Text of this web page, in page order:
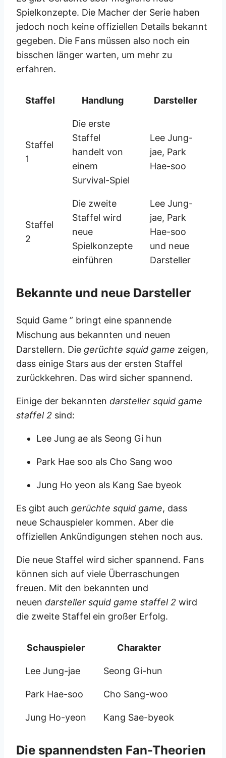
Spielkonzepte. Die Macher der Serie haben
jedoch noch keine offiziellen Details bekannt
gegeben. Die Fans müssen also noch ein
bisschen länger warten, um mehr zu
erfahren.
Staffel Handlung Darsteller
Staffel
1
Die erste
Staffel
handelt von
einem
Survival-Spiel
Lee Jung-
jae, Park
Hae-soo
Staffel
2
Die zweite
Staffel wird
neue
Spielkonzepte
einführen
Lee Jung-
jae, Park
Hae-soo
und neue
Darsteller
Bekannte und neue Darsteller
Squid Game ” bringt eine spannende
Mischung aus bekannten und neuen
Darstellern. Die gerüchte squid game zeigen,
dass einige Stars aus der ersten Staffel
zurückkehren. Das wird sicher spannend.
Einige der bekannten darsteller squid game
staffel 2 sind:
Lee Jung ae als Seong Gi hun
Park Hae soo als Cho Sang woo
Jung Ho yeon als Kang Sae byeok
Es gibt auch gerüchte squid game, dass
neue Schauspieler kommen. Aber die
offiziellen Ankündigungen stehen noch aus.
Die neue Staffel wird sicher spannend. Fans
können sich auf viele Überraschungen
freuen. Mit den bekannten und
neuen darsteller squid game staffel 2 wird
die zweite Staffel ein großer Erfolg.
Schauspieler Charakter
Lee Jung-jae Seong Gi-hun
Park Hae-soo Cho Sang-woo
Jung Ho-yeon Kang Sae-byeok
Die spannendsten Fan-Theorien